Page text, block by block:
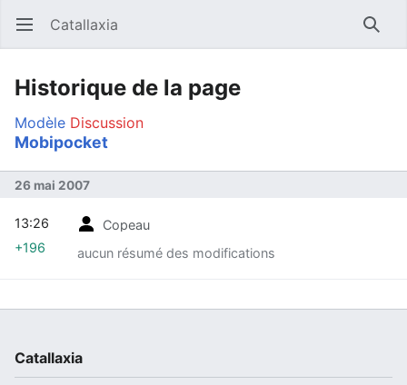
Ouvrir le menu principal Catallaxia
Historique de la page
Modèle Discussion
Mobipocket
26 mai 2007
Copeau
aucun résumé des modifications
13:26
+196
Catallaxia